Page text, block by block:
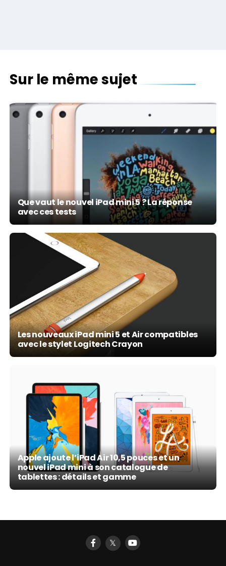
Sur le même sujet
Que vaut le nouvel iPad mini 5 ? La réponse
avec ces tests
Les nouveaux iPad mini 5 et Air compatibles
avec le stylet Logitech Crayon
Apple ajoute l’iPad Air 10,5 pouces et un
nouvel iPad mini à son catalogue de
tablettes : détails et gamme
𝕏